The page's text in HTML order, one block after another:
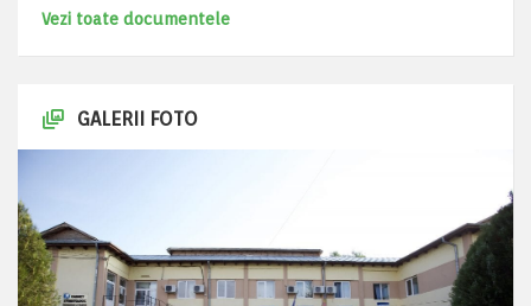
Vezi toate documentele
GALERII FOTO